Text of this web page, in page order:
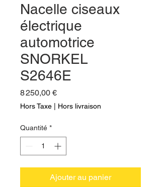
Nacelle ciseaux
électrique
automotrice
SNORKEL
S2646E
8 250,00 €Prix
Hors Taxe | Hors livraison
Quantité *
Ajouter au panier